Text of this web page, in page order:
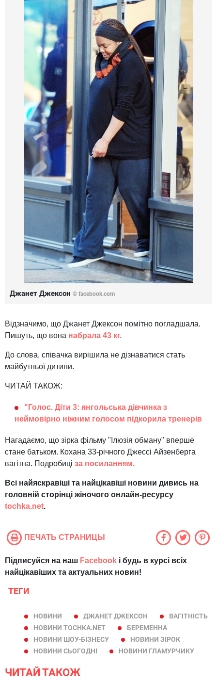
Джанет Джексон © facebook.com
Відзначимо, що Джанет Джексон помітно погладшала.
Пишуть, що вона набрала 43 кг.
До слова, співачка вирішила не дізнаватися стать
майбутньої дитини.
ЧИТАЙ ТАКОЖ:
"Голос. Діти 3: янгольська дівчинка з
неймовірно ніжним голосом підкорила тренерів
Нагадаємо, що зірка фільму "Ілюзія обману" вперше
стане батьком. Кохана 33-річного Джессі Айзенберга
вагітна. Подробиці за посиланням.
Всі найяскравіші та найцікавіші новини дивись на
головній сторінці жіночого онлайн-ресурсу
tochka.net.
ПЕЧАТЬ СТРАНИЦЫ
Підписуйся на наш Facebook і будь в курсі всіх
найцікавіших та актуальних новин!
ТЕГИ
НОВИНИ ДЖАНЕТ ДЖЕКСОН
ВАГІТНІСТЬ
НОВИНИ TOCHKA.NET
БЕРЕМЕННА
НОВИНИ ШОУ-БІЗНЕСУ
НОВИНИ ЗІРОК
НОВИНИ СЬОГОДНІ
НОВИНИ ГЛАМУРЧИКУ
ЧИТАЙ ТАКОЖ